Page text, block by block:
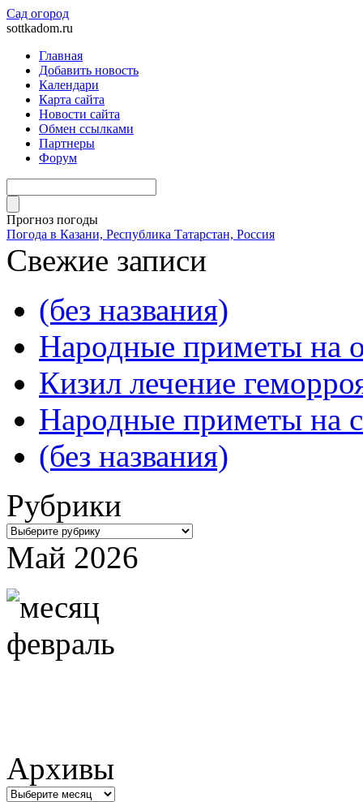
Сад огород
sottkadom.ru
Главная
Добавить новость
Календари
Карта сайта
Новости сайта
Обмен ссылками
Партнеры
Форум
Прогноз погоды
Погода в Казани, Республика Татарстан, Россия
Свежие записи
(без названия)
Народные приметы на
Кизил лечение
Народные приметы на
(без названия)
Рубрики
Рубрики
Май 2026
Архивы
Архивы